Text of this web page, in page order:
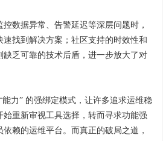
数据异常、告警延迟等深层问题时，
找到解决方案；社区支持的时效性和
缺乏可靠的技术后盾，进一步放大了对
力” 的强绑定模式，让许多追求运维稳
重新审视工具选择，转而寻求功能强
赖的运维平台。而真正的破局之道，